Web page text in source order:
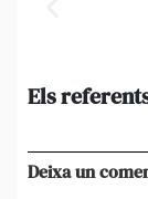
Els
Deixa un